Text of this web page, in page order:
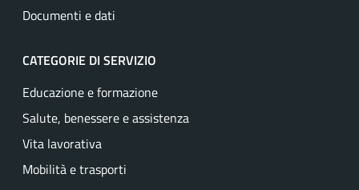
Documenti e dati
CATEGORIE DI SERVIZIO
Educazione e formazione
Salute, benessere e assistenza
Vita lavorativa
Mobilità e trasporti